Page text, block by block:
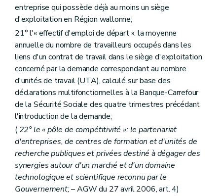
entreprise qui possède déjà au moins un siège
d'exploitation en Région wallonne;
21° l'« effectif d'emploi de départ »: la moyenne
annuelle du nombre de travailleurs occupés dans les
liens d'un contrat de travail dans le siège d'exploitation
concerné par la demande correspondant au nombre
d'unités de travail (UTA), calculé sur base des
déclarations multifonctionnelles à la Banque-Carrefour
de la Sécurité Sociale des quatre trimestres précédant
l'introduction de la demande;
( 22° le « pôle de compétitivité »: le partenariat
d'entreprises, de centres de formation et d'unités de
recherche publiques et privées destiné à dégager des
synergies autour d'un marché et d'un domaine
technologique et scientifique reconnu par le
Gouvernement;– AGW du 27 avril 2006, art. 4)